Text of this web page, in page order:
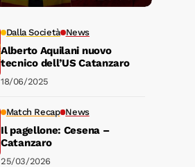
Dalla Società News
Alberto Aquilani nuovo
tecnico dell’US Catanzaro
18/06/2025
Match Recap News
Il pagellone: Cesena –
Catanzaro
25/03/2026